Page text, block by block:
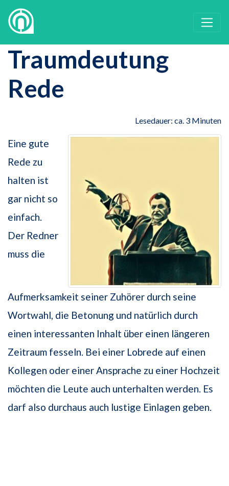
Traumdeutung
Rede
Lesedauer: ca. 3 Minuten
Eine gute
Rede zu
halten ist
gar nicht so
einfach.
Der Redner
muss die
Aufmerksamkeit seiner Zuhörer durch seine
Wortwahl, die Betonung und natürlich durch
einen interessanten Inhalt über einen längeren
Zeitraum fesseln. Bei einer Lobrede auf einen
Kollegen oder einer Ansprache zu einer Hochzeit
möchten die Leute auch unterhalten werden. Es
darf also durchaus auch lustige Einlagen geben.